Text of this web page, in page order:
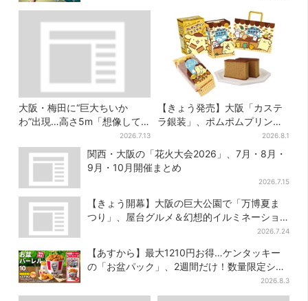
大阪・梅田に“巨大ちいか
わ”出現…高さ5m「想像して
たより結構デカい」「ちい
さ…くはない」
2026.7.13
【きょう発売】大阪「カステ
ラ銀装」、ポムポムプリンと
初コラボ 紙袋まで限定デザ
インに
2026.8.1
関西・大阪の「花火大会2026」、7月・8月・
9月・10月開催まとめ
2026.7.15
【きょう開幕】大阪の巨大公園で「万博夏ま
つり」、屋台グルメ＆幻想的イルミネーショ
2026.7.24
【あすから】最大1210円お得…ケンタッキー
の「お盆パック」、2週間だけ！数量限定シー
2026.8.3